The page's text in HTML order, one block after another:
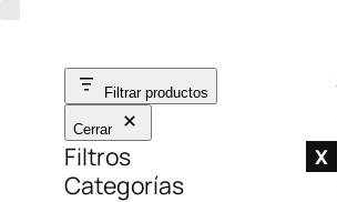
contenidoFiltrar productos
Cerrar
Filtros X
Categorías